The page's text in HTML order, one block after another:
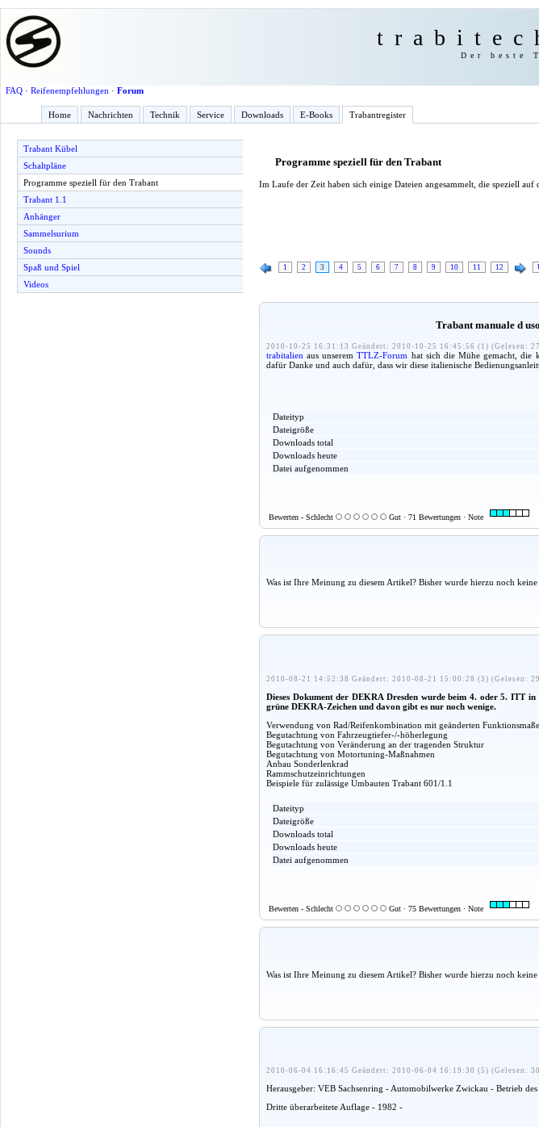
Der beste
FAQ· Reifenempfehlungen · Forum
Home Nachrichten Technik Service Downloads E-Books Trabantregister
Trabant Kübel
Schaltpläne
Programme speziell für den Trabant
Trabant 1.1
Anhänger
Sammelsurium
Sounds
Spaß und Spiel
Videos
Programme speziell für den Trabant
Im Laufe der Zeit haben sich einige Dateien angesammelt, die speziell auf
1 2 3 4 5 6 7 8 9 10 11 12
Trabant manuale d
2010-10-25 16:31:13 Geändert: 2010-10-25 16:45:56 (1) (Gelesen:
trabitalien aus unseremTTLZ-Forum hat sich die Mühe gemacht, die
dafür Danke und auch dafür, dass wir diese italienische
Dateityp
Dateigröße
Downloads total
Downloads heute
Datei aufgenommen
Bewerten - Schlecht Gut · 71 Bewertungen · Note
Was ist Ihre Meinung zu diesem Artikel? Bisher wurde hierzu noch
2010-08-21 14:52:38 Geändert: 2010-08-21 15:00:28 (3) (Gelesen:
Dieses Dokument der DEKRA Dresden wurde beim 4. oder 5. ITT
grüne DEKRA-Zeichen und davon gibt es nur noch wenige.
Verwendung von Rad/Reifenkombination mit geänderten
Begutachtung von Fahrzeugtiefer-/-höherlegung
Begutachtung von Veränderung an der tragenden Struktur
Begutachtung von Motortuning-Maßnahmen
Anbau Sonderlenkrad
Rammschutzeinrichtungen
Beispiele für zulässige Umbauten Trabant 601/1.1
Dateityp
Dateigröße
Downloads total
Downloads heute
Datei aufgenommen
Bewerten - Schlecht Gut · 75 Bewertungen · Note
Was ist Ihre Meinung zu diesem Artikel? Bisher wurde hierzu noch
2010-06-04 16:16:45 Geändert: 2010-06-04 16:19:30 (5) (Gelesen:
Herausgeber: VEB Sachsenring - Automobilwerke Zwickau - Betrieb
Dritte überarbeitete Auflage - 1982 -